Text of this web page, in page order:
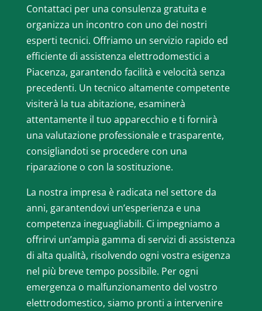
Contattaci per una consulenza gratuita e
organizza un incontro con uno dei nostri
esperti tecnici. Offriamo un servizio rapido ed
efficiente di assistenza elettrodomestici a
Piacenza, garantendo facilità e velocità senza
precedenti. Un tecnico altamente competente
visiterà la tua abitazione, esaminerà
attentamente il tuo apparecchio e ti fornirà
una valutazione professionale e trasparente,
consigliandoti se procedere con una
riparazione o con la sostituzione.
La nostra impresa è radicata nel settore da
anni, garantendovi un’esperienza e una
competenza ineguagliabili. Ci impegniamo a
offrirvi un’ampia gamma di servizi di assistenza
di alta qualità, risolvendo ogni vostra esigenza
nel più breve tempo possibile. Per ogni
emergenza o malfunzionamento del vostro
elettrodomestico, siamo pronti a intervenire